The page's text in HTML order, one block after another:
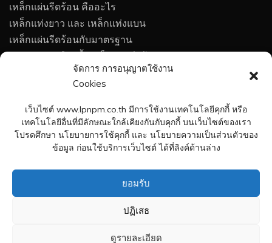
จัดการ การอนุญาตใช้งาน
Cookies
เว็บไซต์ www.lpnpm.co.th มีการใช้งานเทคโนโลยีคุกกี้ หรือ
เทคโนโลยีอื่นที่มีลักษณะใกล้เคียงกันกับคุกกี้ บนเว็บไซต์ของเรา
โปรดศึกษา นโยบายการใช้คุกกี้ และ นโยบายความเป็นส่วนตัวของ
ข้อมูล ก่อนใช้บริการเว็บไซต์ ได้ที่ลิงค์ด้านล่าง
ยอมรับ
ปฏิเสธ
ดูรายละเอียด
เหล็กแผ่นรีดร้อน คืออะไร
เหล็กแท่งยาว และ เหล็กแท่งแบน
เหล็กแผ่นรีดร้อนกับมาตรฐาน
การกัดกร่อนของโลหะ
การป้องกันการกัดกร่อนของโลหะ
กรรมวิธีทางความร้อนของเหล็กกล้า
สูตรคำนวณน้ำหนักเหล็กแผ่น
ร่วมงานกับเพลทมิล
ติดต่อเพลทมิล
Copyright © 2021 LPN PLATE MILL CO.,LTD. All Rights